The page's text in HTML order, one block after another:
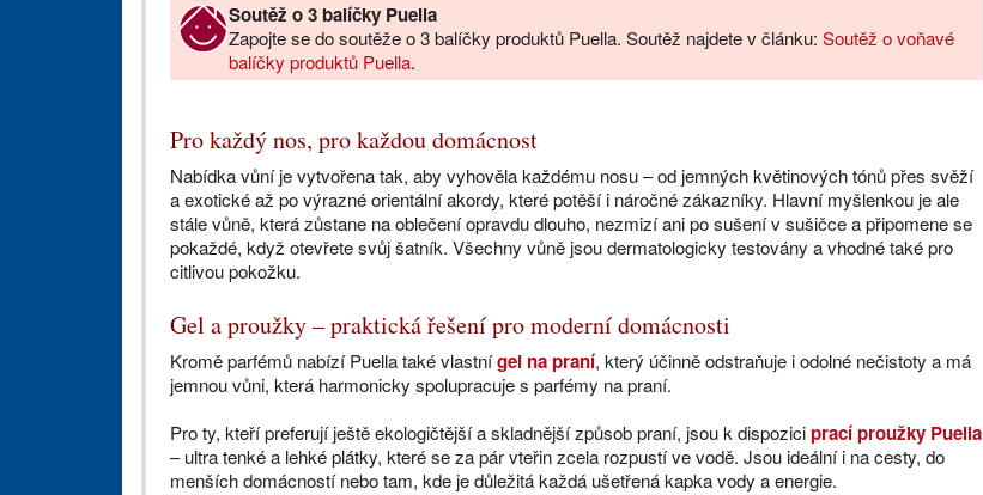
Soutěž o 3 balíčky Puella
Zapojte se do soutěže o 3 balíčky produktů Puella. Soutěž najdete v článku: Soutěž o voňavé
balíčky produktů Puella.
Pro každý nos, pro každou domácnost
Nabídka vůní je vytvořena tak, aby vyhověla každému nosu – od jemných květinových tónů přes svěží
a exotické až po výrazné orientální akordy, které potěší i náročné zákazníky. Hlavní myšlenkou je ale
stále vůně, která zůstane na oblečení opravdu dlouho, nezmizí ani po sušení v sušičce a připomene se
pokaždé, když otevřete svůj šatník. Všechny vůně jsou dermatologicky testovány a vhodné také pro
citlivou pokožku.
Gel a proužky – praktická řešení pro moderní domácnosti
Kromě parfémů nabízí Puella také vlastnígel na praní, který účinně odstraňuje i odolné nečistoty a má
jemnou vůni, která harmonicky spolupracuje s parfémy na praní.
Pro ty, kteří preferují ještě ekologičtější a skladnější způsob praní, jsou k dispoziciprací proužky Puella
– ultra tenké a lehké plátky, které se za pár vteřin zcela rozpustí ve vodě. Jsou ideální i na cesty, do
menších domácností nebo tam, kde je důležitá každá ušetřená kapka vody a energie.